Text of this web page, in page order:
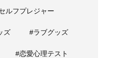
ルフプレジャー
ズ #ラブグッズ
#恋愛心理テスト